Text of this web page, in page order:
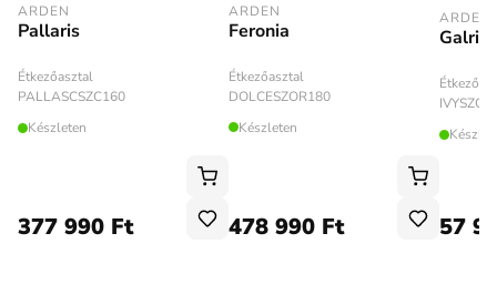
ARDEN
Pallaris
Étkezőasztal
PALLASCSZC160
Készleten
377 990 Ft
ARDEN
Feronia
Étkezőasztal
DOLCESZOR180
Készleten
478 990 Ft
ARDEN
57